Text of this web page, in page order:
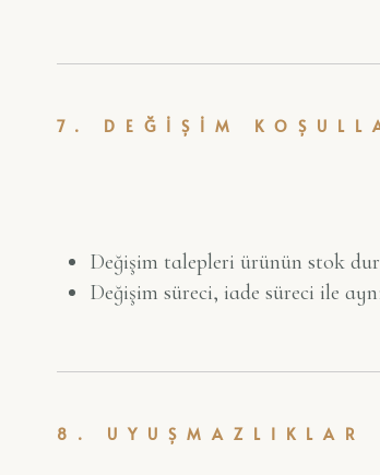
7. DEĞİŞİM
Değişim talepleri ürünün stok
Değişim süreci, iade süreci ile
8. UYUŞMAZLIKLAR